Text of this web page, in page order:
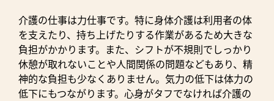
お問い合わせ
介護の仕事は力仕事です。特に身体介護は利用者の体
を支えたり、持ち上げたりする作業があるため大きな
負担がかかります。また、シフトが不規則でしっかり
休憩が取れないことや人間関係の問題などもあり、精
神的な負担も少なくありません。気力の低下は体力の
低下にもつながります。心身がタフでなければ介護の